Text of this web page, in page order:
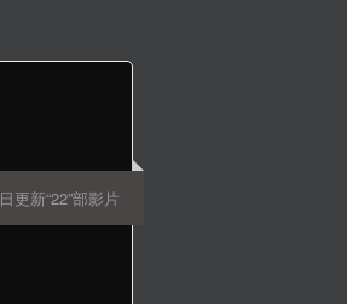
更新“22”部影片